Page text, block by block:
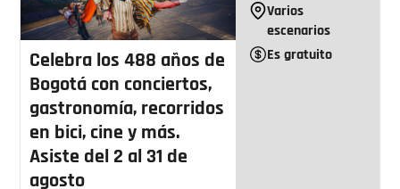
Celebra los 488 años de
Bogotá con conciertos,
gastronomía, recorridos
en bici, cine y más.
Asiste del 2 al 31 de
agosto
Varios
escenarios
Es gratuito